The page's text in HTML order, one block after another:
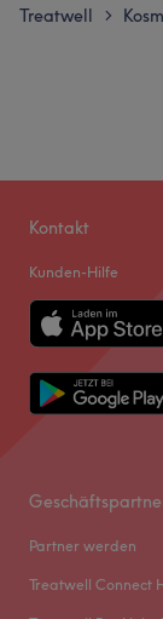
Treatwell >
Kontakt
Kunden-Hilfe
Partner werden
Treatwell Connect